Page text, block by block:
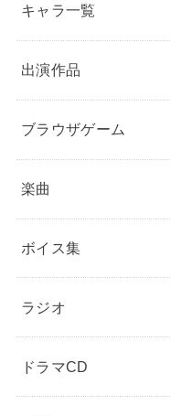
キャラ一覧
出演作品
ブラウザゲーム
楽曲
ボイス集
ラジオ
ドラマCD